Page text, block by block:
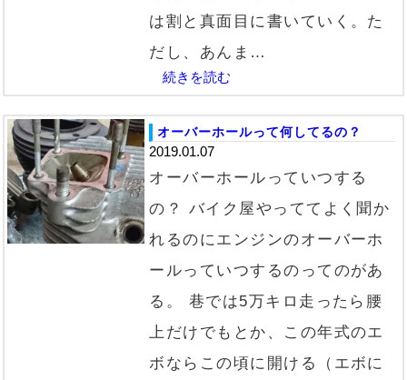
は割と真面目に書いていく。た
だし、あんま…
続きを読む
オーバーホールって何してるの？
2019.01.07
オーバーホールっていつする
の？ バイク屋やっててよく聞か
れるのにエンジンのオーバーホ
ールっていつするのってのがあ
る。 巷では5万キロ走ったら腰
上だけでもとか、この年式のエ
ボならこの頃に開ける（エボに